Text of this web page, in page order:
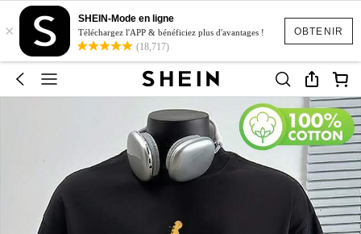
OBTENIR
×
SHEIN-Mode en ligne
Téléchargez l'APP & bénéficiez plus d'avantages !
(18,717)